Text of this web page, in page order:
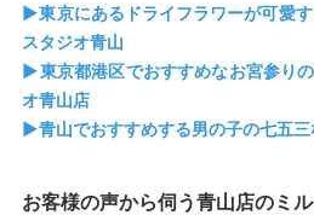
▶東京にあるドライフラワーが可愛
スタジオ青山
▶東京都港区でおすすめなお宮参り
オ青山店
▶青山でおすすめする男の子の七五
お客様の声から伺う青山店のミ